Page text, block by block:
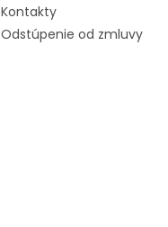
Kontakty
Odstúpenie od zmluvy